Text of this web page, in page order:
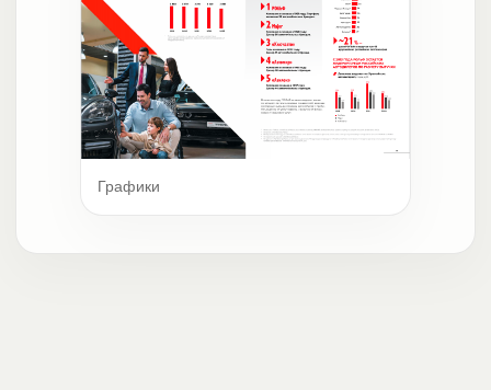
Графики